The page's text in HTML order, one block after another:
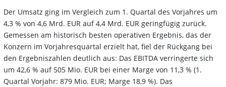
Der Umsatz ging im Vergleich zum 1. Quartal des Vorjahres um
4,3 % von 4,6 Mrd. EUR auf 4,4 Mrd. EUR geringfügig zurück.
Gemessen am historisch besten operativen Ergebnis, das der
Konzern im Vorjahresquartal erzielt hat, fiel der Rückgang bei
den Ergebniszahlen deutlich aus: Das EBITDA verringerte sich
um 42,6 % auf 505 Mio. EUR bei einer Marge von 11,3 % (1.
Quartal Vorjahr: 879 Mio. EUR; Marge 18,9 %). Das